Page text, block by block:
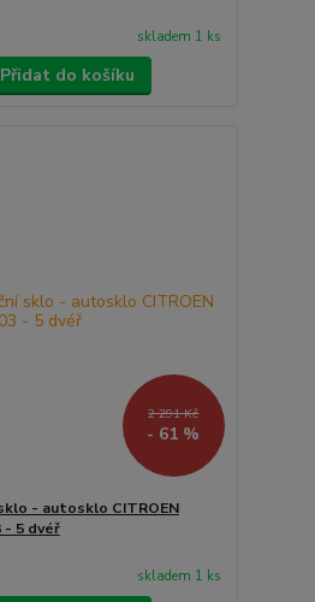
skladem 1 ks
Přidat do košíku
2 291 Kč
- 61 %
- autosklo CITROEN
- 5 dvéř
skladem 1 ks